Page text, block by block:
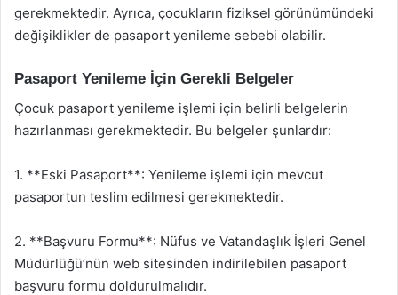
gerekmektedir. Ayrıca, çocukların fiziksel görünümündeki
değişiklikler de pasaport yenileme sebebi olabilir.
Pasaport Yenileme İçin Gerekli Belgeler
Çocuk pasaport yenileme işlemi için belirli belgelerin
hazırlanması gerekmektedir. Bu belgeler şunlardır:
1. **Eski Pasaport**: Yenileme işlemi için mevcut
pasaportun teslim edilmesi gerekmektedir.
2. **Başvuru Formu**: Nüfus ve Vatandaşlık İşleri Genel
Müdürlüğü’nün web sitesinden indirilebilen pasaport
başvuru formu doldurulmalıdır.